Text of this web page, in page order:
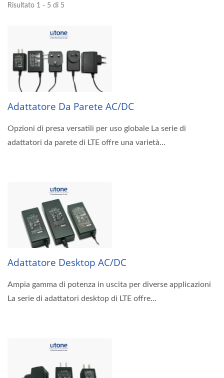
Risultato 1 - 5 di 5
Adattatore Da Parete AC/DC
Opzioni di presa versatili per uso globale La serie di
adattatori da parete di LTE offre una varietà...
Adattatore Desktop AC/DC
Ampia gamma di potenza in uscita per diverse applicazioni
La serie di adattatori desktop di LTE offre...